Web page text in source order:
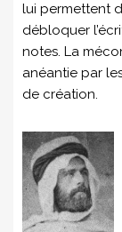
lui permettent
débloquer
notes. La
anéantie par
de création.